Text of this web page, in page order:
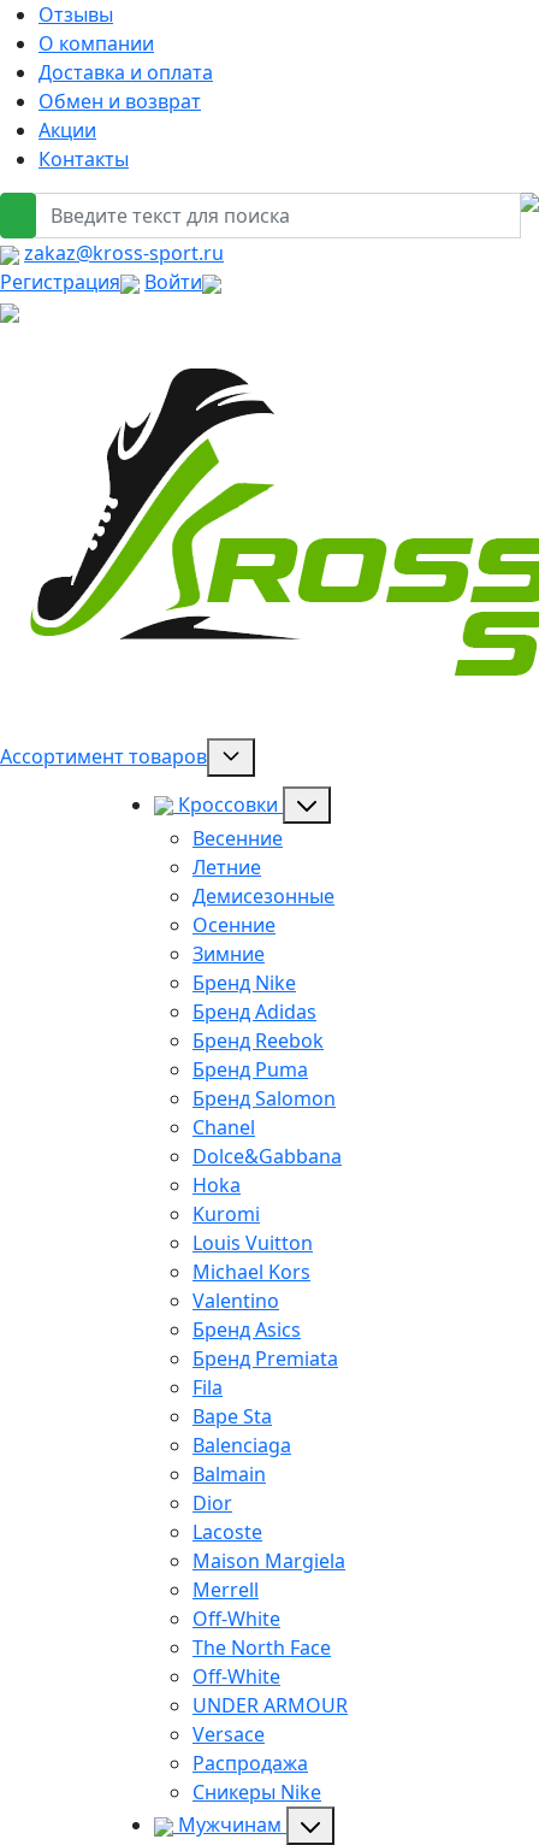
Отзывы
О компании
Доставка и оплата
Обмен и возврат
Акции
Контакты
zakaz@kross-sport.ru
Регистрация
Войти
Ассортимент товаров
Кроссовки
Весенние
Летние
Демисезонные
Осенние
Зимние
Бренд Nike
Бренд Adidas
Бренд Reebok
Бренд Puma
Бренд Salomon
Chanel
Dolce&Gabbana
Hoka
Kuromi
Louis Vuitton
Michael Kors
Valentino
Бренд Asics
Бренд Premiata
Fila
Bape Sta
Balenciaga
Balmain
Dior
Lacoste
Maison Margiela
Merrell
Off-White
The North Face
Off-White
UNDER ARMOUR
Versace
Распродажа
Сникеры Nike
Мужчинам